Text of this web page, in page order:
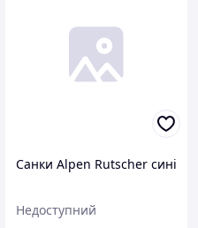
Санки Alpen Rutscher сині
Недоступний